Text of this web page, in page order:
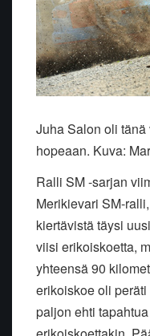
Juha Salon oli
hopeaan. Kuva:
Ralli SM -sarjan
Merikievari SM-
kiertävistä täysi
viisi erikoiskoetta,
yhteensä 90
erikoiskoe oli
paljon ehti